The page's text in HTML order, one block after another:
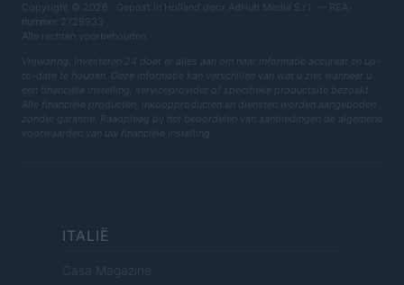
Copyright © 2026 · Gepost in Holland door AdHub Media S.r.l. — REA-
nummer 2729933
Alle rechten voorbehouden
Vrijwaring: Investeren 24 doet er alles aan om haar informatie accuraat en up-
to-date te houden. Deze informatie kan verschillen van wat u ziet wanneer u
een financiële instelling, serviceprovider of specifieke productsite bezoekt.
Alle financiële producten, inkoopproducten en diensten worden aangeboden
zonder garantie. Raadpleeg bij het beoordelen van aanbiedingen de algemene
voorwaarden van uw financiële instelling.
ITALIË
Casa Magazine